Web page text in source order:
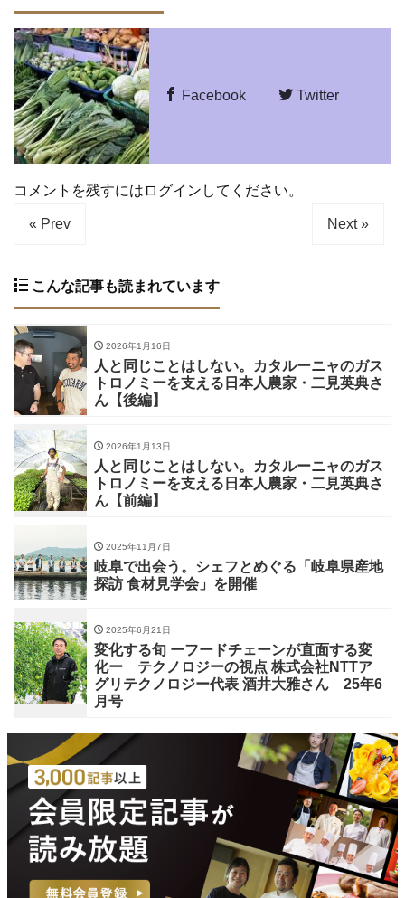
Facebook Twitter
コメントを残すにはログインしてください。
« Prev Next »
こんな記事も読まれています
2026年1月16日
人と同じことはしない。カタルーニャのガス
トロノミーを支える日本人農家・二見英典さ
ん【後編】
2026年1月13日
人と同じことはしない。カタルーニャのガス
トロノミーを支える日本人農家・二見英典さ
ん【前編】
2025年11月7日
岐阜で出会う。シェフとめぐる「岐阜県産地
探訪 食材見学会」を開催
2025年6月21日
変化する旬 ーフードチェーンが直面する変
化ー テクノロジーの視点 株式会社NTTア
グリテクノロジー代表 酒井大雅さん 25年6
月号